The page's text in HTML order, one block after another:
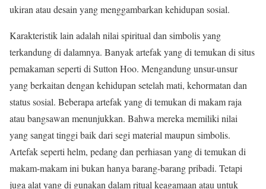
ukiran atau desain yang menggambarkan kehidupan sosial.
Karakteristik lain adalah nilai spiritual dan simbolis yang
terkandung di dalamnya. Banyak artefak yang di temukan di situs
pemakaman seperti di Sutton Hoo. Mengandung unsur-unsur
yang berkaitan dengan kehidupan setelah mati, kehormatan dan
status sosial. Beberapa artefak yang di temukan di makam raja
atau bangsawan menunjukkan. Bahwa mereka memiliki nilai
yang sangat tinggi baik dari segi material maupun simbolis.
Artefak seperti helm, pedang dan perhiasan yang di temukan di
makam-makam ini bukan hanya barang-barang pribadi. Tetapi
juga alat yang di gunakan dalam ritual keagamaan atau untuk